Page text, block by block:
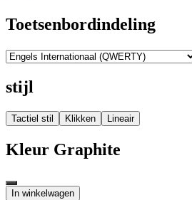
Toetsenbordindeling
stijl
Tactiel stil Klikken Lineair
Kleur Graphite
In winkelwagen